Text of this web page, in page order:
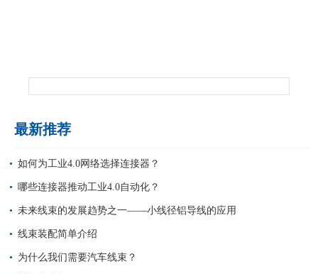
最新推荐
如何为工业4.0网络选择连接器？
哪些连接器推动工业4.0自动化？
未来线束的发展趋势之一——小线径铝导线的应用
线束装配简单介绍
为什么我们需要汽车线束？